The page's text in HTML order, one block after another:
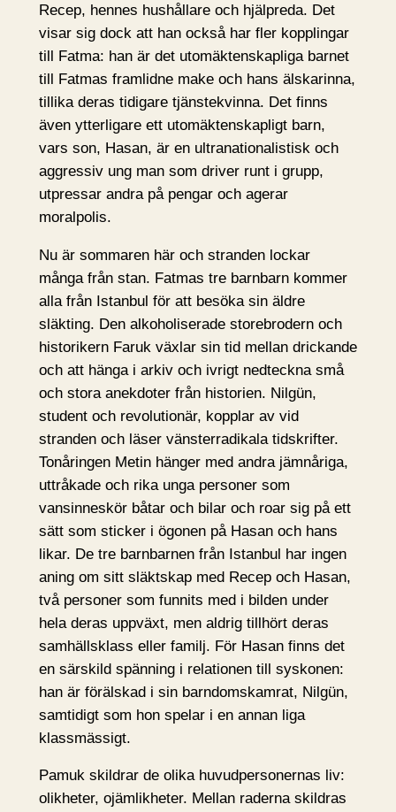
Recep, hennes hushållare och hjälpreda. Det
visar sig dock att han också har fler kopplingar
till Fatma: han är det utomäktenskapliga barnet
till Fatmas framlidne make och hans älskarinna,
tillika deras tidigare tjänstekvinna. Det finns
även ytterligare ett utomäktenskapligt barn,
vars son, Hasan, är en ultranationalistisk och
aggressiv ung man som driver runt i grupp,
utpressar andra på pengar och agerar
moralpolis.
Nu är sommaren här och stranden lockar
många från stan. Fatmas tre barnbarn kommer
alla från Istanbul för att besöka sin äldre
släkting. Den alkoholiserade storebrodern och
historikern Faruk växlar sin tid mellan drickande
och att hänga i arkiv och ivrigt nedteckna små
och stora anekdoter från historien. Nilgün,
student och revolutionär, kopplar av vid
stranden och läser vänsterradikala tidskrifter.
Tonåringen Metin hänger med andra jämnåriga,
uttråkade och rika unga personer som
vansinneskör båtar och bilar och roar sig på ett
sätt som sticker i ögonen på Hasan och hans
likar. De tre barnbarnen från Istanbul har ingen
aning om sitt släktskap med Recep och Hasan,
två personer som funnits med i bilden under
hela deras uppväxt, men aldrig tillhört deras
samhällsklass eller familj. För Hasan finns det
en särskild spänning i relationen till syskonen:
han är förälskad i sin barndomskamrat, Nilgün,
samtidigt som hon spelar i en annan liga
klassmässigt.
Pamuk skildrar de olika huvudpersonernas liv:
olikheter, ojämlikheter. Mellan raderna skildras